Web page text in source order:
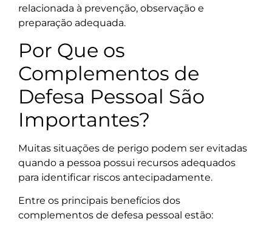
relacionada à prevenção, observação e
preparação adequada.
Por Que os
Complementos de
Defesa Pessoal São
Importantes?
Muitas situações de perigo podem ser evitadas
quando a pessoa possui recursos adequados
para identificar riscos antecipadamente.
Entre os principais benefícios dos
complementos de defesa pessoal estão: